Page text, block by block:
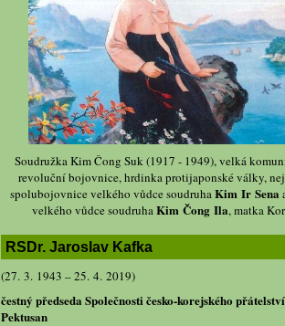
Soudružka Kim Čong Suk (1917 - 1949), velká
revoluční bojovnice, hrdinka protijaponské války,
spolubojovnice velkého vůdce soudruhaKim Ir Sena
velkého vůdce soudruhaKim Čong Ila, matka
RSDr. Jaroslav Kafka
(27. 3. 1943 – 25. 4. 2019)
čestný předseda Společnosti česko-korejského přátelství
Pektusan